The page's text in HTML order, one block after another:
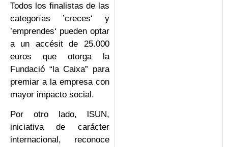
Todos los finalistas de las
categorías ’creces‘ y
’emprendes‘ pueden optar
a un accésit de 25.000
euros que otorga la
Fundació “la Caixa” para
premiar a la empresa con
mayor impacto social.
Por otro lado, lSUN,
iniciativa de carácter
internacional, reconoce